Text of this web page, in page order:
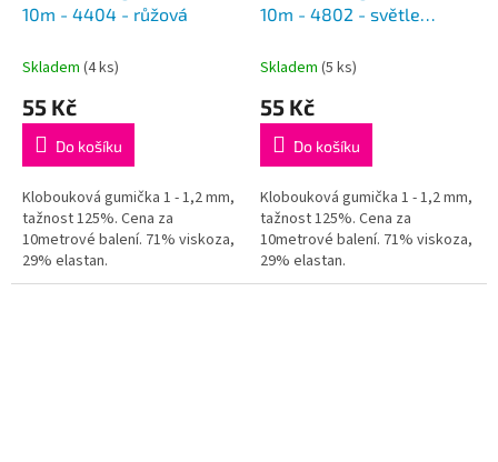
10m - 4404 - růžová
Skladem (4 ks)
55 Kč
Do košíku
Klobouková gumička 1 - 1,2 mm,
tažnost 125%. Cena za
10metrové balení. 71% viskoza,
29% elastan.
10m - 4802 - světle
Skladem (5 ks)
55 Kč
Do košíku
Klobouková gumička 1 - 1,2 mm,
tažnost 125%. Cena za
10metrové balení. 71% viskoza,
29% elastan.